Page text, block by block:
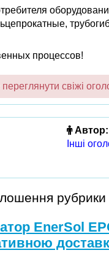
процессов!
свіжі
Автор:
Інші
рубрики
EnerSol